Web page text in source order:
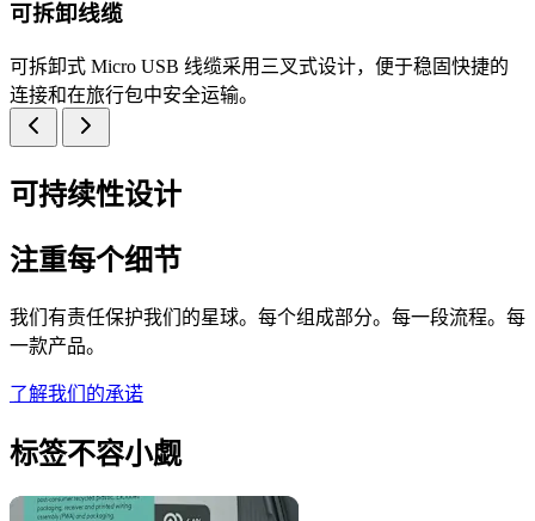
可拆卸线缆
可拆卸式 Micro USB 线缆采用三叉式设计，便于稳固快捷的
连接和在旅行包中安全运输。
可持续性设计
注重每个细节
我们有责任保护我们的星球。每个组成部分。每一段流程。每
一款产品。
了解我们的承诺
标签不容小觑